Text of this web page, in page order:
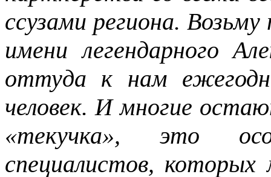
ссузами региона.
имени легендарного
оттуда к нам
человек. И многие
«текучка», это
специалистов,